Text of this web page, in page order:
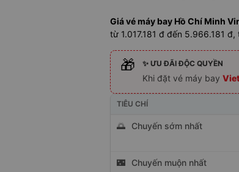
Giá vé máy bay Hồ Chí Minh
từ 1.017.181 đ đến 5.966.181
🎁 ✨ ƯU ĐÃI ĐỘC QUYỀN
Khi đặt vé máy bay
TIÊU CHÍ
🌅 Chuyến sớm nhất
🌃 Chuyến muộn nhất